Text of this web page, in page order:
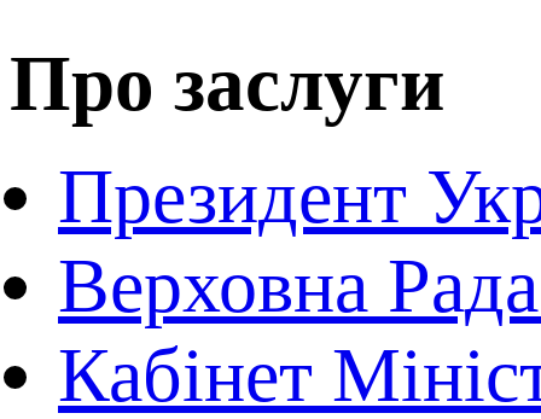
Про заслуги
Президент
Верховна
Кабінет